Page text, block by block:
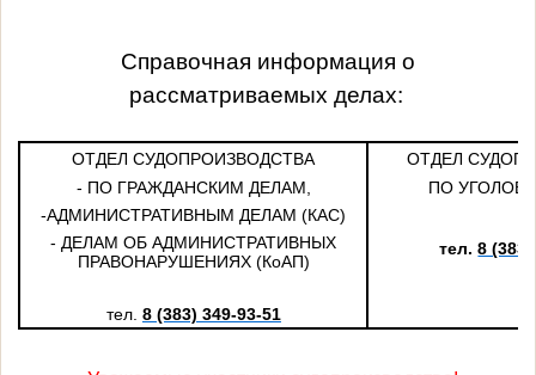
Справочная информация о
рассматриваемых делах:
ОТДЕЛ СУДОПРОИЗВОДСТВА
- ПО ГРАЖДАНСКИМ ДЕЛАМ,
-АДМИНИСТРАТИВНЫМ ДЕЛАМ (КАС)
- ДЕЛАМ ОБ АДМИНИСТРАТИВНЫХ
ПРАВОНАРУШЕНИЯХ (КоАП)
тел. 8 (383) 349-93-51
ОТДЕЛ
ПО
тел.8